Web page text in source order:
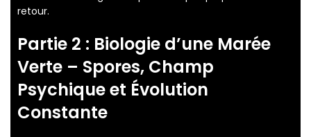
retour.
Partie 2 : Biologie d’une Marée
Verte – Spores, Champ
Psychique et Évolution
Constante